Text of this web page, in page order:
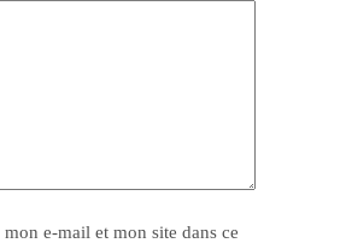
e-mail et mon site dans ce